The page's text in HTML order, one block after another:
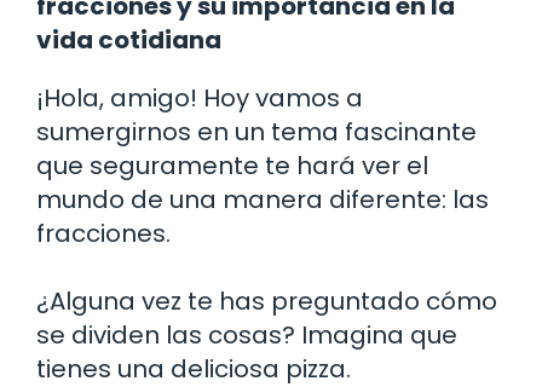
vida cotidiana
¡Hola, amigo! Hoy vamos a
sumergirnos en un tema fascinante
que seguramente te hará ver el
mundo de una manera diferente: las
fracciones.
¿Alguna vez te has preguntado cómo
se dividen las cosas? Imagina que
tienes una deliciosa pizza.